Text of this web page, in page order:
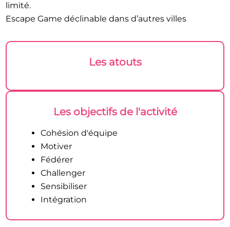
limité.
Escape Game déclinable dans d’autres villes
Les atouts
Les objectifs de l'activité
Cohésion d'équipe
Motiver
Fédérer
Challenger
Sensibiliser
Intégration